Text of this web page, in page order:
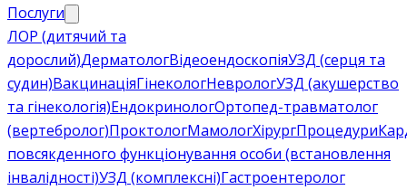
Послуги
ЛОР (дитячий та
дорослий)ДерматологВідеоендоскопіяУЗД (серця та
судин)ВакцинаціяГінекологНеврологУЗД (акушерство
та гінекологія)ЕндокринологОртопед-травматолог
(вертебролог)ПроктологМамологХірургПроцедури
повсякденного функціонування особи (встановлення
інвалідності)УЗД (комплексні)Гастроентеролог